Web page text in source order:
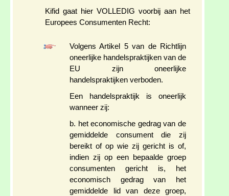
Kifid gaat hier VOLLEDIG voorbij aan het
Europees Consumenten Recht:
Volgens Artikel 5 van de Richtlijn
oneerlijke handelspraktijken van de
EU zijn oneerlijke
handelspraktijken verboden.
Een handelspraktijk is oneerlijk
wanneer zij:
b. het economische gedrag van de
gemiddelde consument die zij
bereikt of op wie zij gericht is of,
indien zij op een bepaalde groep
consumenten gericht is, het
economisch gedrag van het
gemiddelde lid van deze groep,